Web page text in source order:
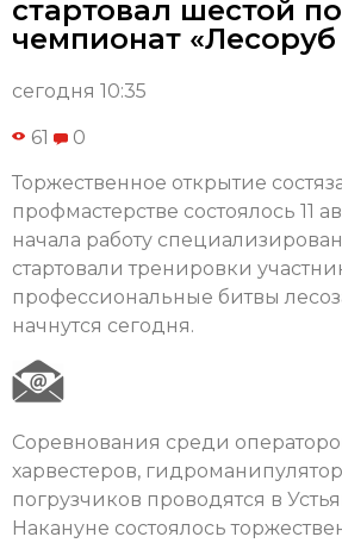
стартовал шестой
чемпионат «Лесоруб
сегодня 10:35
61 0
Торжественное открытие
профмастерстве состоялось 11
начала работу
стартовали тренировки
профессиональные битвы
начнутся сегодня.
Соревнования среди
харвестеров,
погрузчиков проводятся в
Накануне состоялось